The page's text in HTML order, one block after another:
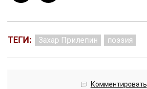
ТЕГИ: Захар Прилепин поэзия
Комментировать